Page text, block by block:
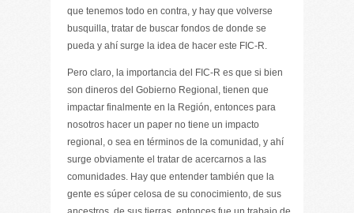
que tenemos todo en contra, y hay que volverse
busquilla, tratar de buscar fondos de donde se
pueda y ahí surge la idea de hacer este FIC-R.
Pero claro, la importancia del FIC-R es que si bien
son dineros del Gobierno Regional, tienen que
impactar finalmente en la Región, entonces para
nosotros hacer un paper no tiene un impacto
regional, o sea en términos de la comunidad, y ahí
surge obviamente el tratar de acercarnos a las
comunidades. Hay que entender también que la
gente es súper celosa de su conocimiento, de sus